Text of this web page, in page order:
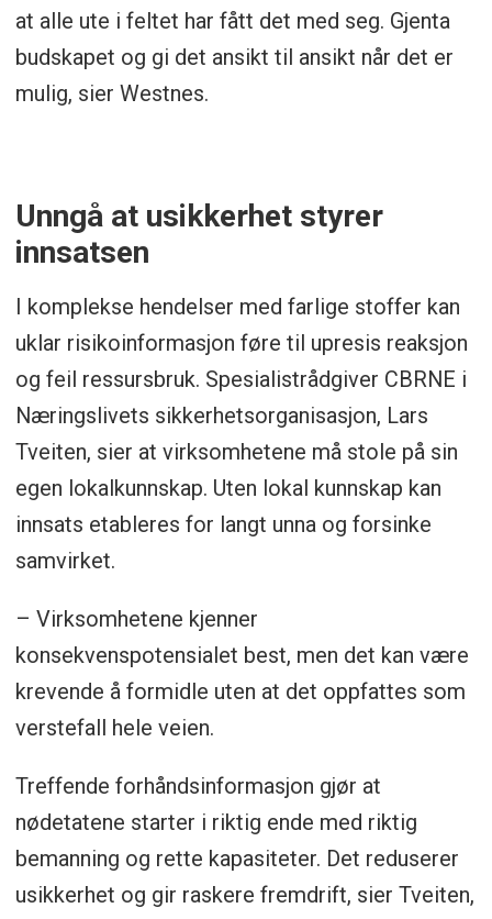
Delta i nettverk for industrivern.
Dokumenter og del erfaringer. Lær av
nabobedriftene og av eksemplene i
at alle ute i feltet har fått det med seg. Gjenta
budskapet og gi det ansikt til ansikt når det er
mulig, sier Westnes.
Unngå at usikkerhet styrer
innsatsen
I komplekse hendelser med farlige stoffer kan
uklar risikoinformasjon føre til upresis reaksjon
og feil ressursbruk. Spesialistrådgiver CBRNE i
Næringslivets sikkerhetsorganisasjon, Lars
Tveiten, sier at virksomhetene må stole på sin
egen lokalkunnskap. Uten lokal kunnskap kan
innsats etableres for langt unna og forsinke
samvirket.
– Virksomhetene kjenner
konsekvenspotensialet best, men det kan være
krevende å formidle uten at det oppfattes som
verstefall hele veien.
Treffende forhåndsinformasjon gjør at
nødetatene starter i riktig ende med riktig
bemanning og rette kapasiteter. Det reduserer
usikkerhet og gir raskere fremdrift, sier Tveiten,